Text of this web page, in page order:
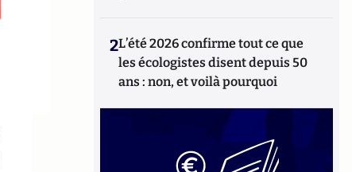
2L’été 2026 confirme tout ce que
les écologistes disent depuis 50
ans : non, et voilà pourquoi